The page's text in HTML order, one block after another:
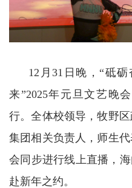
12月31日晚，“砥
来”2025年元旦文艺晚
行。全体校领导，牧野
集团相关负责人，师生
会同步进行线上直播，
赴新年之约。